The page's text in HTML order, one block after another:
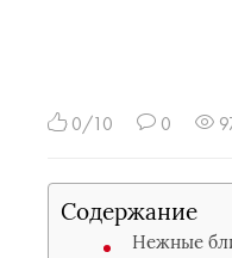
0/10 0
Содержание
Нежные